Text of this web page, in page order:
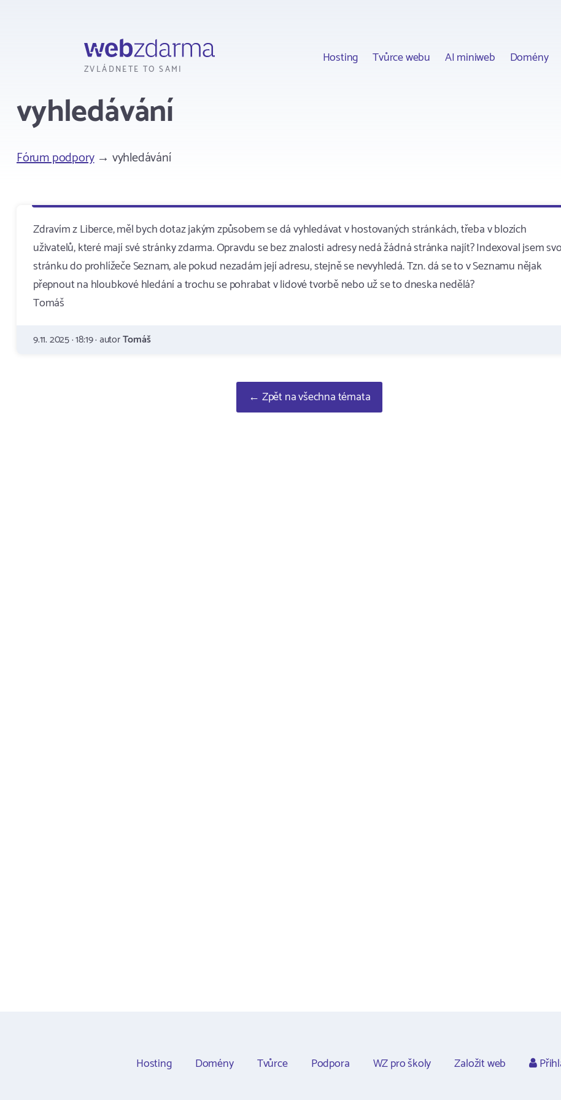
ZVLÁDNETE TO SAMI
Hosting Tvůrce webu AI miniweb Domény
vyhledávání
Fórum podpory→ vyhledávání
Zdravím z Liberce, měl bych dotaz jakým způsobem se dá vyhledávat v hostovaných stránkách, třeba v blozích
uživatelů, které mají své stránky zdarma. Opravdu se bez znalosti adresy nedá žádná stránka najít? Indexoval jsem
stránku do prohlížeče Seznam, ale pokud nezadám její adresu, stejně se nevyhledá. Tzn. dá se to v Seznamu nějak
přepnout na hloubkové hledání a trochu se pohrabat v lidové tvorbě nebo už se to dneska nedělá?
Tomáš
9.11. 2025 · 18:19 · autorTomáš
← Zpět na všechna témata
Hosting Domény Tvůrce Podpora WZ pro školy Založit web